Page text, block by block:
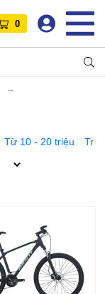
0
Từ 10 - 20 triệu